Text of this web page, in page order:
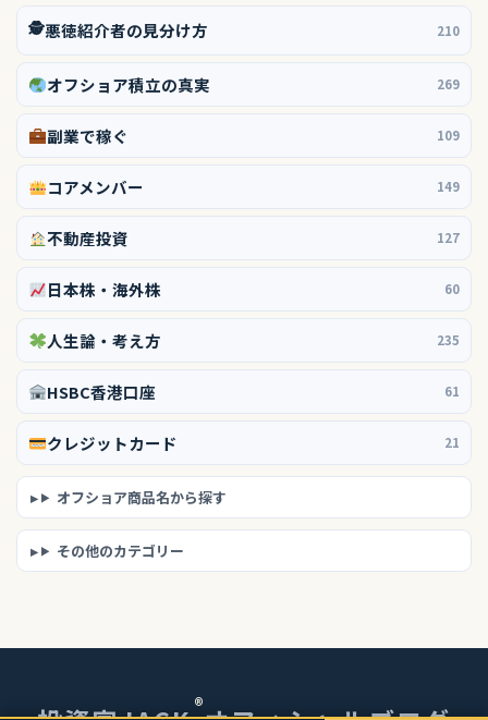
🕵️悪徳紹介者の見分け方 210
オフショア積立の真実 269
副業で稼ぐ 109
コアメンバー 149
不動産投資 127
日本株・海外株 60
人生論・考え方 235
HSBC香港口座 61
クレジットカード 21
オフショア商品名から探す
その他のカテゴリー
®